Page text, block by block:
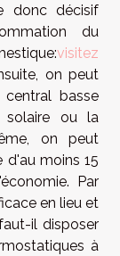
donc décisif
du
visitez
on peut
basse
solaire ou la
on peut
d'au moins 15
Par
en lieu et
il disposer
à